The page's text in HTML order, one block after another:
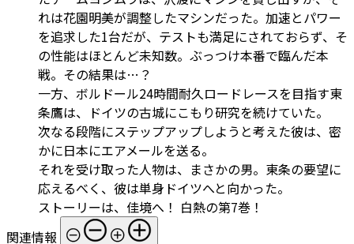
れは花園明美が調整したマシンだった。加速とパワー
を追求した1台だが、テストも満足にされておらず、そ
の性能はほとんど未知数。ぶっつけ本番で臨んだ本
戦。その結果は…？
一方、ボルドール24時間耐久ロードレースを目指す東
条鷹は、ドイツの古城にこもり研究を続けていた。
次なる段階にステップアップしようと考えた彼は、密
かに日本にエアメールを送る。
それを受け取った人物は、まさかの男。東条の要望に
応えるべく、彼は単身ドイツへと向かった。
ストーリーは、佳境へ！ 白熱の第7巻！
関連情報